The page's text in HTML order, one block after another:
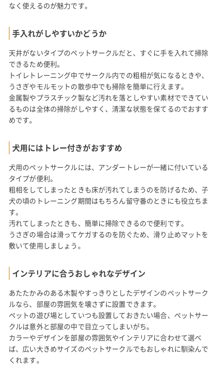
なく使えるのが魅力です。
手入れがしやすいかどうか
天井がないタイプのペットサークルだと、すぐに手を入れて掃除
できるため便利。
トイレトレーニング中でサークル内での粗相が気になるときや、
うさぎやモルモットの散歩中でも掃除を簡単に行えます。
金属製やプラスチック製など汚れを落としやすい素材でできてい
るものは全体の掃除がしやすく、清潔な状態を保てるのでおすす
めです。
犬用にはトレー付きがおすすめ
犬用のペットサークルには、アンダートレーが一緒に付いている
タイプが便利。
粗相をしてしまったときも床が汚れてしまうのを防げるため、子
犬の頃のトレーニング期間はもちろん留守番のときにも役立ちま
す。
汚れてしまったときも、簡単に掃除できるので便利です。
うさぎの場合は滑ってケガするのを防ぐため、滑り止めマットを
敷いて使用しましょう。
インテリアに合うおしゃれなデザイン
あたたかみのある木製やすっきりとしたデザインのペットサーク
ルなら、部屋の雰囲気を壊さずに設置できます。
ペットの遊び場としていつも設置しておきたい場合、ペットサー
クルは意外と部屋の中で目立ってしまいがち。
カラーやデザインを部屋の雰囲気やインテリアに合わせて選べ
ば、広い大きめサイズのペットサークルでもおしゃれに馴染んで
くれます。